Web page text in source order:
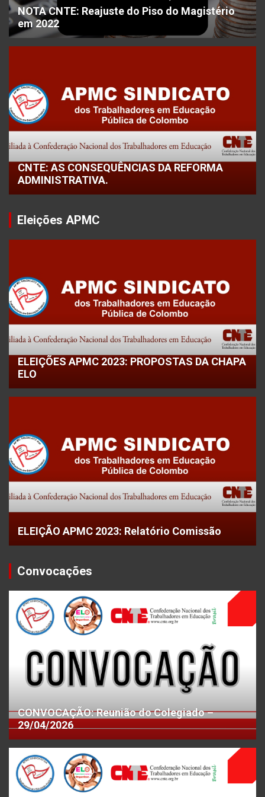
NOTA CNTE: Reajuste do Piso do Magistério
em 2022
CNTE: AS CONSEQUÊNCIAS DA REFORMA
ADMINISTRATIVA.
Eleições APMC
ELEIÇÕES APMC 2023: PROPOSTAS DA CHAPA
ELO
ELEIÇÃO APMC 2023: Relatório Comissão
Convocações
CONVOCAÇÃO: Reunião do Colegiado –
29/04/2026